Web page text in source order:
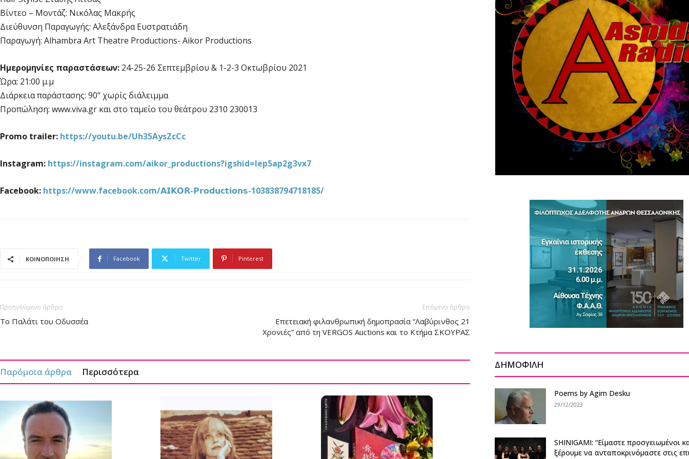
Βίντεο – Μοντάζ: Νικόλας Μακρής
Διεύθυνση Παραγωγής: Αλεξάνδρα Ευστρατιάδη
Παραγωγή: Alhambra Art Theatre Productions- Aikor Productions
Ημερομηνίες παραστάσεων: 24-25-26 Σεπτεμβρίου & 1-2-3 Οκτωβρίου 2021
Ώρα: 21:00 μ.μ
Διάρκεια παράστασης: 90’’ χωρίς διάλειμμα
Προπώληση: www.viva.gr και στο ταμείο του θεάτρου 2310 230013
Promo trailer: https://youtu.be/Uh35AysZcCc
Instagram: https://instagram.com/aikor_productions?igshid=lep5ap2g3vx7
Facebook: https://www.facebook.com/𝗔𝗜𝗞𝗢𝗥-𝗣𝗿𝗼𝗱𝘂𝗰𝘁𝗶𝗼𝗻𝘀-103838794718185/
ΚΟΙΝΟΠΟΙΗΣΗ Facebook Twitter Pinterest
Προηγούμενο άρθρο
Το Παλάτι του Οδυσσέα
Επόμενο άρθρο
Επετειακή φιλανθρωπική δημοπρασία “Λαβύρινθος 21
Χρονιές” από τη VERGOS Auctions και το Κτήμα ΣΚΟΥΡΑΣ
Παρόμοια άρθρα Περισσότερα
ΔΗΜΟΦΙΛΗ
Poems by Agim Desku
29/12/2023
SHINIGAMI: “Είμαστε προσγειωμένοι
ξέρουμε να ανταποκρινόμαστε στις